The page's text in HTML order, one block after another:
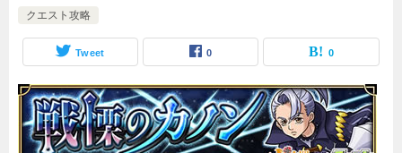
クエスト攻略
Tweet 0 0